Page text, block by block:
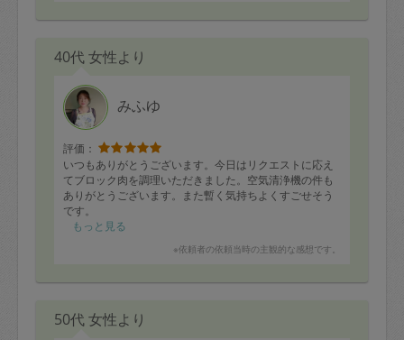
40代 女性より
みふゆ
評価：
いつもありがとうございます。今日はリクエストに応え
てブロック肉を調理いただきました。空気清浄機の件も
ありがとうございます。また暫く気持ちよくすごせそう
です。
もっと見る
※依頼者の依頼当時の主観的な感想です。
50代 女性より